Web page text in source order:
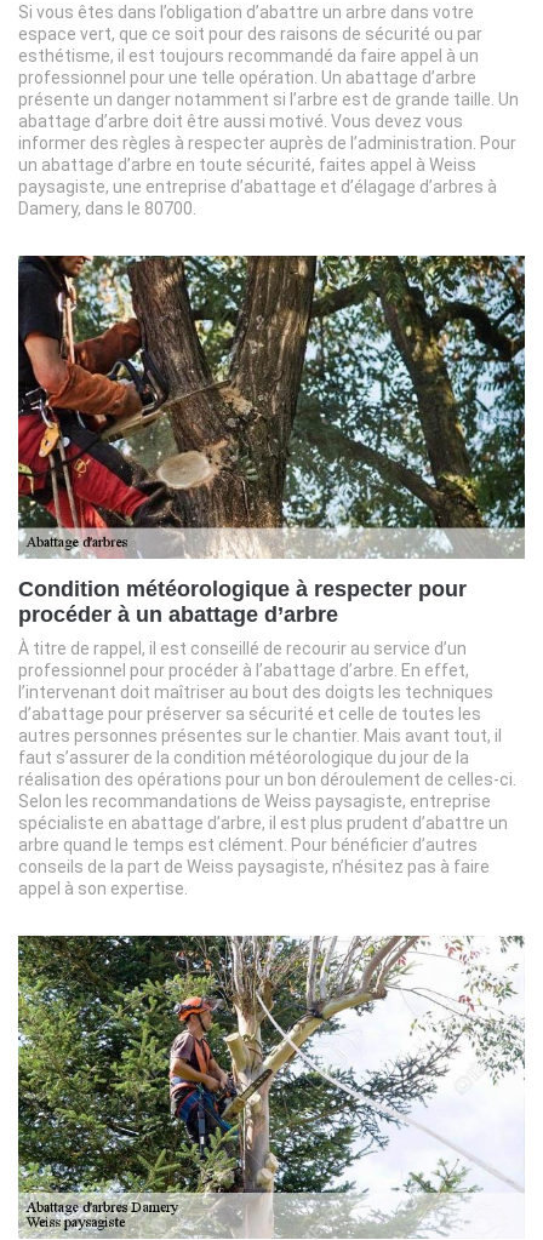
Si vous êtes dans l’obligation d’abattre un arbre dans votre
espace vert, que ce soit pour des raisons de sécurité ou par
esthétisme, il est toujours recommandé da faire appel à un
professionnel pour une telle opération. Un abattage d’arbre
présente un danger notamment si l’arbre est de grande taille. Un
abattage d’arbre doit être aussi motivé. Vous devez vous
informer des règles à respecter auprès de l’administration. Pour
un abattage d’arbre en toute sécurité, faites appel à Weiss
paysagiste, une entreprise d’abattage et d’élagage d’arbres à
Damery, dans le 80700.
Condition météorologique à respecter pour
procéder à un abattage d’arbre
À titre de rappel, il est conseillé de recourir au service d’un
professionnel pour procéder à l’abattage d’arbre. En effet,
l’intervenant doit maîtriser au bout des doigts les techniques
d’abattage pour préserver sa sécurité et celle de toutes les
autres personnes présentes sur le chantier. Mais avant tout, il
faut s’assurer de la condition météorologique du jour de la
réalisation des opérations pour un bon déroulement de celles-ci.
Selon les recommandations de Weiss paysagiste, entreprise
spécialiste en abattage d’arbre, il est plus prudent d’abattre un
arbre quand le temps est clément. Pour bénéficier d’autres
conseils de la part de Weiss paysagiste, n’hésitez pas à faire
appel à son expertise.